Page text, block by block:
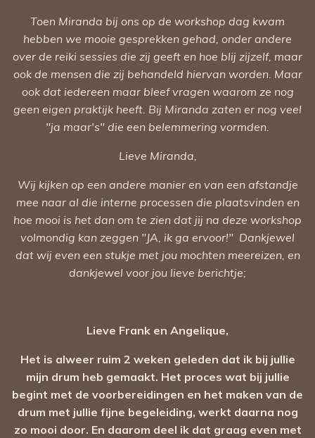
Toen Miranda bij ons op de workshop dag kwam
hebben we mooie gesprekken gehad, onder andere
over de reiki sessies die zij geeft en hoe blij zijzelf, maar
ook de mensen die zij behandeld hiervan worden. Maar
ook dat iedereen maar bleef vragen waarom ze nog
geen eigen praktijk heeft. Bij Miranda zaten er nog veel
"ja maar's" die een belemmering vormden.
Lieve Miranda,
Wij kijken op een andere manier en van een afstandje
mee naar al die interne processen die plaatsvinden en
hoe mooi is het dan om te zien dat jij na deze workshop
volmondig kan zeggen "JA, ik ga ervoor!" Dankjewel
dat wij even een stukje met jou mochten meereizen, en
dankjewel voor jou lieve berichtje;
Lieve Frank en Angelique,
Het is alweer ruim 2 weken geleden dat ik bij jullie
mijn drum heb gemaakt. Het proces wat bij jullie
begint met de voorbereidingen en het maken van de
drum met jullie fijne begeleiding, werkt daarna nog
zo mooi door. En daarom deel ik dat graag even met